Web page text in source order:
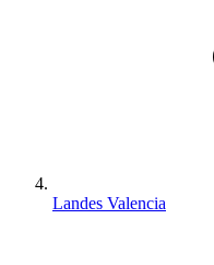
Landes Valencia